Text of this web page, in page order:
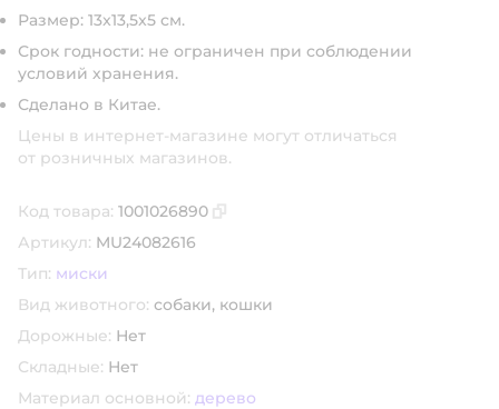
Размер: 13x13,5x5 см.
Срок годности: не ограничен при соблюдении
условий хранения.
Сделано в Китае.
Цены в интернет-магазине могут отличаться
от розничных магазинов.
Код товара: 1001026890
Артикул: MU24082616
Тип: миски
Вид животного: собаки, кошки
Дорожные: Нет
Складные: Нет
Материал основной: дерево